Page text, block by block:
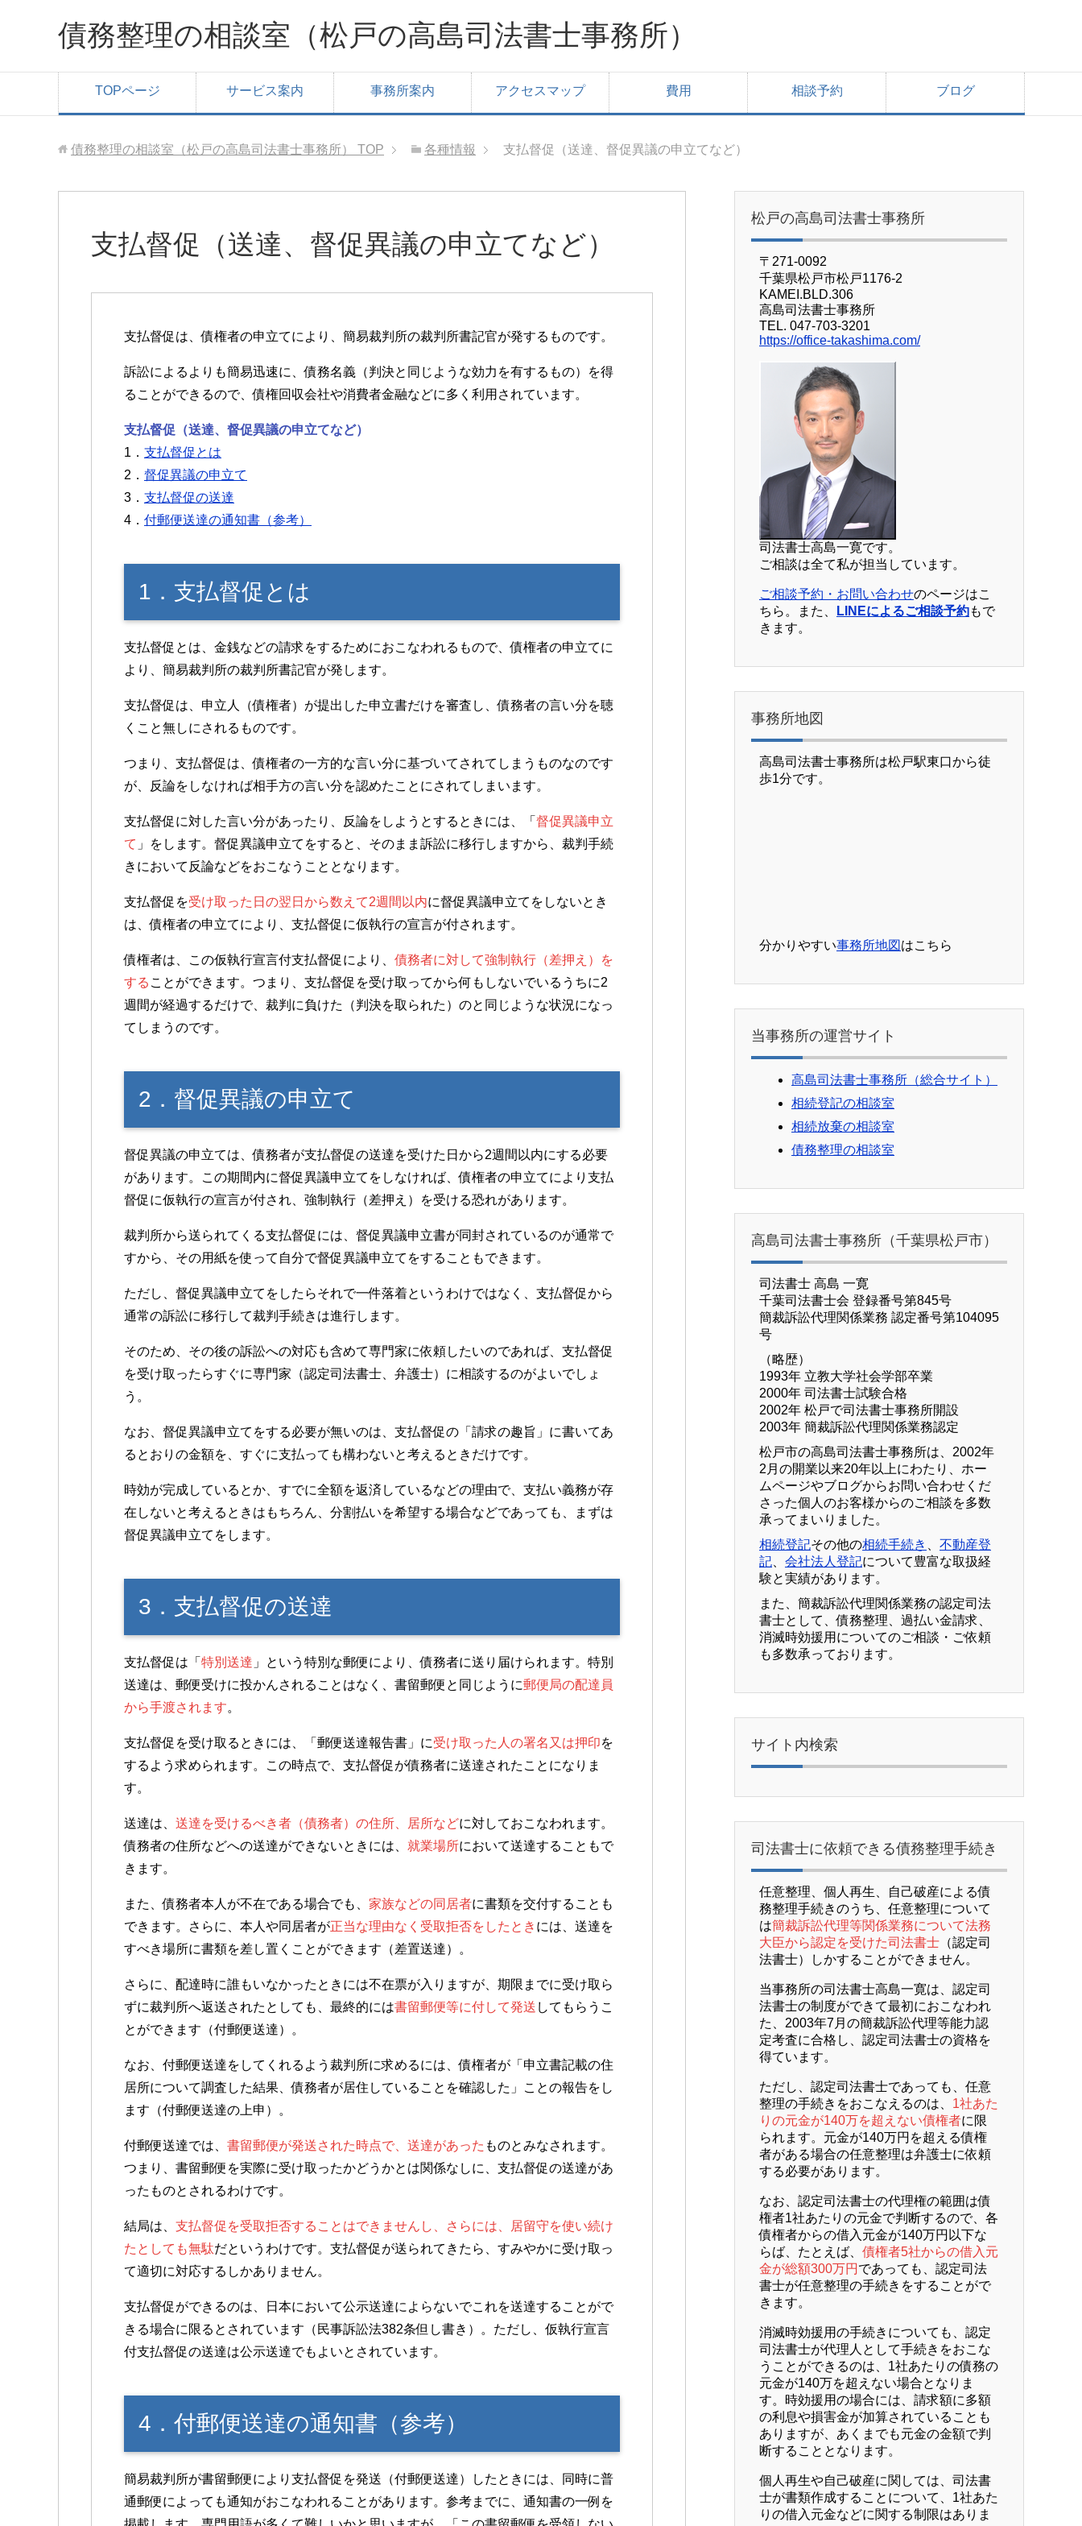
債務整理の相談室（松戸の高島司法書士事務所）
TOPページ サービス案内 事務所案内 アクセスマップ 費用 相談予約 ブログ
債務整理の相談室（松戸の高島司法書士事務所） TOP 各種情報 支払督促（送達、督促異議の申立てなど）
支払督促（送達、督促異議の申立てなど）
支払督促は、債権者の申立てにより、簡易裁判所の裁判所書記官が発するものです。
訴訟によるよりも簡易迅速に、債務名義（判決と同じような効力を有するもの）を得
ることができるので、債権回収会社や消費者金融などに多く利用されています。
支払督促（送達、督促異議の申立てなど）
1． 支払督促とは
2． 督促異議の申立て
3． 支払督促の送達
4． 付郵便送達の通知書（参考）
1．支払督促とは
支払督促とは、金銭などの請求をするためにおこなわれるもので、債権者の申立てに
より、簡易裁判所の裁判所書記官が発します。
支払督促は、申立人（債権者）が提出した申立書だけを審査し、債務者の言い分を聴
くこと無しにされるものです。
つまり、支払督促は、債権者の一方的な言い分に基づいてされてしまうものなのです
が、反論をしなければ相手方の言い分を認めたことにされてしまいます。
支払督促に対した言い分があったり、反論をしようとするときには、「 督促異議申立
て 」をします。督促異議申立てをすると、そのまま訴訟に移行しますから、裁判手続
きにおいて反論などをおこなうこととなります。
支払督促を受け取った日の翌日から数えて2週間以内に督促異議申立てをしないとき
は、債権者の申立てにより、支払督促に仮執行の宣言が付されます。
債権者は、この仮執行宣言付支払督促により、 債務者に対して強制執行（差押え）を
する ことができます。つまり、支払督促を受け取ってから何もしないでいるうちに2
週間が経過するだけで、裁判に負けた（判決を取られた）のと同じような状況になっ
てしまうのです。
2．督促異議の申立て
督促異議の申立ては、債務者が支払督促の送達を受けた日から2週間以内にする必要
があります。この期間内に督促異議申立てをしなければ、債権者の申立てにより支払
督促に仮執行の宣言が付され、強制執行（差押え）を受ける恐れがあります。
裁判所から送られてくる支払督促には、督促異議申立書が同封されているのが通常で
すから、その用紙を使って自分で督促異議申立てをすることもできます。
ただし、督促異議申立てをしたらそれで一件落着というわけではなく、支払督促から
通常の訴訟に移行して裁判手続きは進行します。
そのため、その後の訴訟への対応も含めて専門家に依頼したいのであれば、支払督促
を受け取ったらすぐに専門家（認定司法書士、弁護士）に相談するのがよいでしょ
う。
なお、督促異議申立てをする必要が無いのは、支払督促の「請求の趣旨」に書いてあ
るとおりの金額を、すぐに支払っても構わないと考えるときだけです。
時効が完成しているとか、すでに全額を返済しているなどの理由で、支払い義務が存
在しないと考えるときはもちろん、分割払いを希望する場合などであっても、まずは
督促異議申立てをします。
3．支払督促の送達
支払督促は「 特別送達 」という特別な郵便により、債務者に送り届けられます。特別
送達は、郵便受けに投かんされることはなく、書留郵便と同じように郵便局の配達員
から手渡されます。
支払督促を受け取るときには、「郵便送達報告書」に受け取った人の署名又は押印を
するよう求められます。この時点で、支払督促が債務者に送達されたことになりま
す。
送達は、 送達を受けるべき者（債務者）の住所、居所などに対しておこなわれます。
債務者の住所などへの送達ができないときには、 就業場所において送達することもで
きます。
また、債務者本人が不在である場合でも、 家族などの同居者に書類を交付することも
できます。さらに、本人や同居者が正当な理由なく受取拒否をしたとき には、送達を
すべき場所に書類を差し置くことができます（差置送達）。
さらに、配達時に誰もいなかったときには不在票が入りますが、期限までに受け取ら
ずに裁判所へ返送されたとしても、最終的には書留郵便等に付して発送 してもらうこ
とができます（付郵便送達）。
なお、付郵便送達をしてくれるよう裁判所に求めるには、債権者が「申立書記載の住
居所について調査した結果、債務者が居住していることを確認した」ことの報告をし
ます（付郵便送達の上申）。
付郵便送達では、 書留郵便が発送された時点で、送達があった ものとみなされます。
つまり、書留郵便を実際に受け取ったかどうかとは関係なしに、支払督促の送達があ
ったものとされるわけです。
結局は、 支払督促を受取拒否することはできませんし、さらには、居留守を使い続け
たとしても無駄だというわけです。支払督促が送られてきたら、すみやかに受け取っ
て適切に対応するしかありません。
支払督促ができるのは、日本において公示送達によらないでこれを送達することがで
きる場合に限るとされています（民事訴訟法382条但し書き）。ただし、仮執行宣言
付支払督促の送達は公示送達でもよいとされています。
4．付郵便送達の通知書（参考）
簡易裁判所が書留郵便により支払督促を発送（付郵便送達）したときには、同時に普
通郵便によっても通知がおこなわれることがあります。参考までに、通知書の一例を
松戸の高島司法書士事務所
〒271-0092
千葉県松戸市松戸1176-2
KAMEI.BLD.306
高島司法書士事務所
TEL. 047-703-3201
https://office-takashima.com/
司法書士高島一寛です。
ご相談は全て私が担当しています。
ご相談予約・お問い合わせのページはこ
ちら。また、
LINEによるご相談予約もで
きます。
事務所地図
高島司法書士事務所は松戸駅東口から徒
歩1分です。
分かりやすい事務所地図 はこちら
当事務所の運営サイト
高島司法書士事務所（総合サイト）
相続登記の相談室
相続放棄の相談室
債務整理の相談室
高島司法書士事務所（千葉県松戸市）
司法書士 高島 一寛
千葉司法書士会 登録番号第845号
簡裁訴訟代理関係業務 認定番号第104095
号
（略歴）
1993年 立教大学社会学部卒業
2000年 司法書士試験合格
2002年 松戸で司法書士事務所開設
2003年 簡裁訴訟代理関係業務認定
松戸市の高島司法書士事務所は、2002年
2月の開業以来20年以上にわたり、ホー
ムページやブログからお問い合わせくだ
さった個人のお客様からのご相談を多数
承ってまいりました。
相続登記その他の相続手続き
不動産登
記
会社法人登記について豊富な取扱経
験と実績があります。
また、簡裁訴訟代理関係業務の認定司法
書士として、債務整理、過払い金請求、
消滅時効援用についてのご相談・ご依頼
も多数承っております。
サイト内検索
司法書士に依頼できる債務整理手続き
任意整理、個人再生、自己破産による債
務整理手続きのうち、任意整理について
は簡裁訴訟代理等関係業務について法務
大臣から認定を受けた司法書士 （認定司
法書士）しかすることができません。
当事務所の司法書士高島一寛は、認定司
法書士の制度ができて最初におこなわれ
た、2003年7月の簡裁訴訟代理等能力認
定考査に合格し、認定司法書士の資格を
得ています。
ただし、認定司法書士であっても、任意
整理の手続きをおこなえるのは、 1社あた
りの元金が140万を超えない債権者に限
られます。元金が140万円を超える債権
者がある場合の任意整理は弁護士に依頼
する必要があります。
なお、認定司法書士の代理権の範囲は債
権者1社あたりの元金で判断するので、各
債権者からの借入元金が140万円以下な
らば、たとえば、 債権者5社からの借入元
金が総額300万円 であっても、認定司法
書士が任意整理の手続きをすることがで
きます。
消滅時効援用の手続きについても、認定
司法書士が代理人として手続きをおこな
うことができるのは、1社あたりの債務の
元金が140万を超えない場合となりま
す。時効援用の場合には、請求額に多額
の利息や損害金が加算されていることも
ありますが、あくまでも元金の金額で判
断することとなります。
個人再生や自己破産に関しては、司法書
士が書類作成することについて、1社あた
りの借入元金などに関する制限はありま